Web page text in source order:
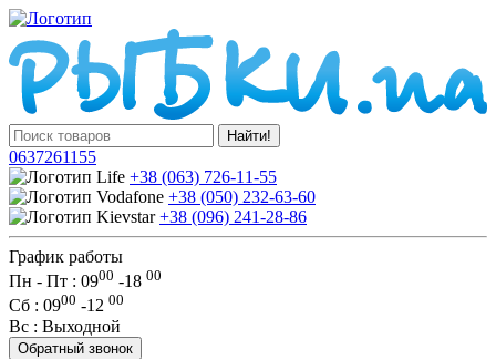
Найти!
0637261155
+38 (063) 726-11-55
+38 (050) 232-63-60
+38 (096) 241-28-86
График работы
Пн - Пт : 0900 -18 00
Сб : 0900 -12 00
Вс : Выходной
Обратный звонок